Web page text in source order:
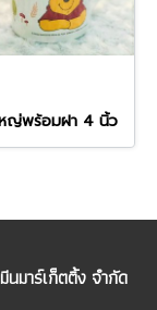
หญ่พร้อมฝา 4 นิ้ว
มาร์เก็ตติ้ง จำกัด